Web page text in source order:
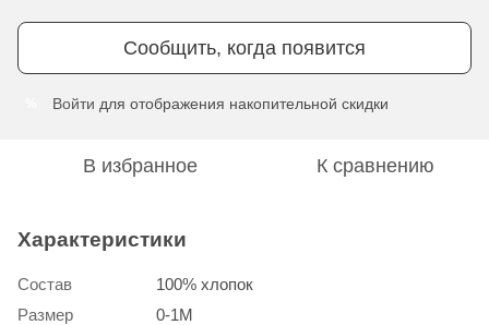
Сообщить, когда появится
Войти для отображения накопительной скидки
В избранное К сравнению
Характеристики
Состав
100% хлопок
Размер
0-1М